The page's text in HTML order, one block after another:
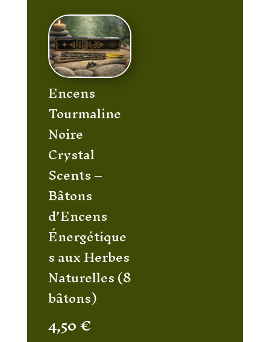
Encens
Tourmaline
Noire
Crystal
Scents –
Bâtons
d’Encens
Énergétique
s aux Herbes
Naturelles (8
bâtons)
4,50€